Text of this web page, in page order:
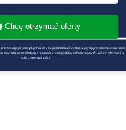
Chcę otrzymać oferty
Usług i go akceptuję Każdą ze zgód można wycofać wysyłając wiadomość na adres
zewnętrznego dostawcy, zgodnie z jego polityką ochrony danych. Więcej informacji w
polityce prywatności